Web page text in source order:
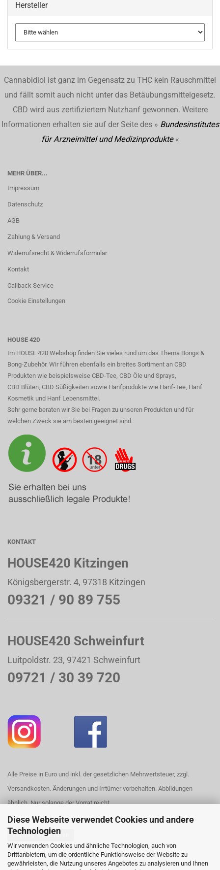
Diese Webseite verwendet Cookies und andere
Technologien
Wir verwenden Cookies und ähnliche Technologien, auch von
Drittanbietern, um die ordentliche Funktionsweise der Website zu
gewährleisten, die Nutzung unseres Angebotes zu analysieren und Ihnen
Hersteller
Cannabidiol ist ganz im Gegensatz zu THC kein Rauschmittel
und fällt somit auch nicht unter das Betäubungsmittelgesetz.
CBD wird aus zertifiziertem Nutzhanf gewonnen. Weitere
Informationen erhalten sie auf der Seite des » Bundesinstitutes
für Arzneimittel und Medizinprodukte«
MEHR ÜBER...
Impressum
Datenschutz
AGB
Zahlung & Versand
Widerrufsrecht & Widerrufsformular
Kontakt
Callback Service
Cookie Einstellungen
HOUSE 420
Im HOUSE 420 Webshop finden Sie vieles rund um das Thema Bongs &
Bong-Zubehör. Wir führen ebenfalls ein breites Sortiment an CBD
Produkten wie beispielsweise CBD-Tee, CBD Öle und Sprays,
CBD Blüten, CBD Süßigkeiten sowie Hanfprodukte wie Hanf-Tee, Hanf
Kosmetik und Hanf Lebensmittel.
Sehr gerne beraten wir Sie bei Fragen zu unseren Produkten und für
welchen Zweck sie am besten geeignet sind.
KONTAKT
HOUSE420 Kitzingen
Königsbergerstr. 4, 97318 Kitzingen
09321 / 90 89 755
HOUSE420 Schweinfurt
Luitpoldstr. 23, 97421 Schweinfurt
09721 / 30 39 720
Alle Preise in Euro und inkl. der gesetzlichen Mehrwertsteuer, zzgl.
Versandkosten. Änderungen und Irrtümer vorbehalten. Abbildungen
ähnlich. Nur solange der Vorrat reicht.
Vertrag widerrufen
Webshop erstellenmit Gambio.de © 2026